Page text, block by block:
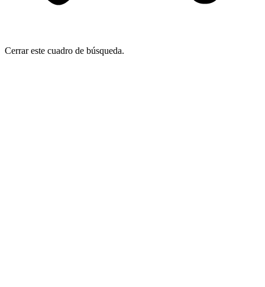
Cerrar este cuadro de búsqueda.